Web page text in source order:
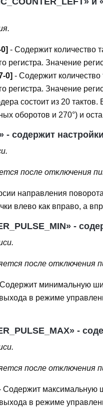
- Содержит количество
регистра. Значение
0] - Содержит
регистра. Значение
состоит из 20 тактов.
оборотов и 270°) и
- содержит
после отключения
направления
влево как вправо, а
-
после отключения
минимальную
выхода в режиме
-
после отключения
Содержит максимальную
выхода в режиме